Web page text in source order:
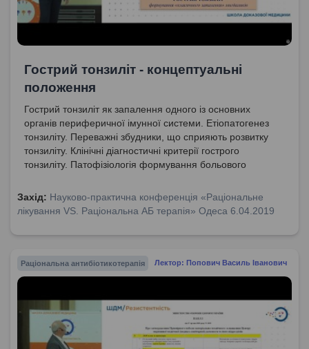
Гострий тонзиліт - концептуальні
положення
Гострий тонзиліт як запалення одного із основних
органів периферичної імунної системи. Етіопатогенез
тонзиліту. Переважні збудники, що сприяють розвитку
тонзиліту. Клінічні діагностичні критерії гострого
тонзиліту. Патофізіологія формування больового
Захід: Науково-практична конференція «Раціональне
лікування VS. Раціональна АБ терапія» Одеса 6.04.2019
Раціональна антибіотикотерапія Лектор: Попович Василь Іванович